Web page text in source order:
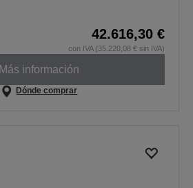
42.616,30 €
con IVA (35.220,08 € sin IVA)
Más información
Dónde comprar